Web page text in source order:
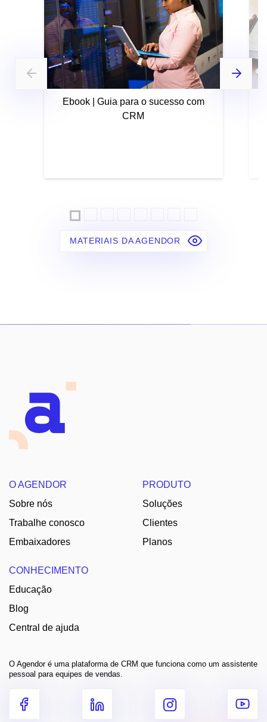
Ebook | Guia para o sucesso com
CRM
MATERIAIS DA AGENDOR
O AGENDOR
Sobre nós
Trabalhe conosco
Embaixadores
PRODUTO
Soluções
Clientes
Planos
CONHECIMENTO
Educação
Blog
Central de ajuda
O Agendor é uma plataforma de CRM que funciona como um assistente
pessoal para equipes de vendas.